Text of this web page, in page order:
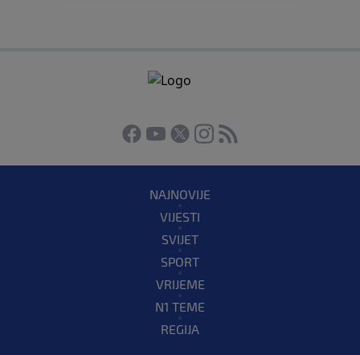
NAJNOVIJE
VIJESTI
SVIJET
SPORT
VRIJEME
N1 TEME
REGIJA